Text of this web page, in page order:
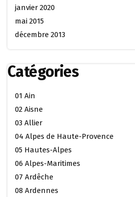
janvier 2020
mai 2015
décembre 2013
Catégories
01 Ain
02 Aisne
03 Allier
04 Alpes de Haute-Provence
05 Hautes-Alpes
06 Alpes-Maritimes
07 Ardêche
08 Ardennes